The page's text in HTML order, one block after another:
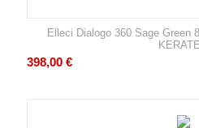
Elleci Dialogo 360 Sage Green
398,00 €